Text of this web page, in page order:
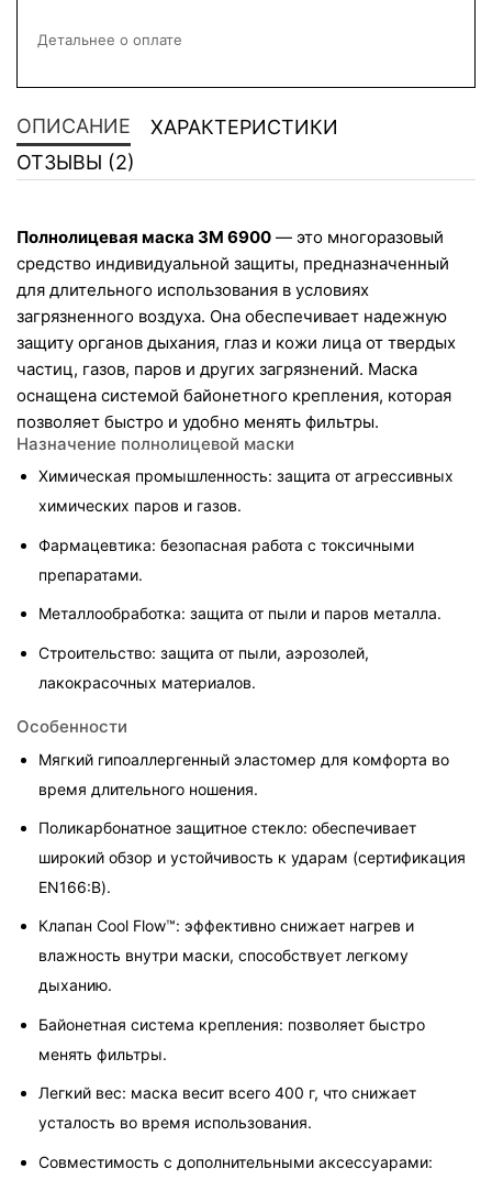
Детальнее о оплате
ОПИСАНИЕ
ХАРАКТЕРИСТИКИ
ОТЗЫВЫ (2)
Полнолицевая маска 3M 6900 — это многоразовый
средство индивидуальной защиты, предназначенный
для длительного использования в условиях
загрязненного воздуха. Она обеспечивает надежную
защиту органов дыхания, глаз и кожи лица от твердых
частиц, газов, паров и других загрязнений. Маска
оснащена системой байонетного крепления, которая
позволяет быстро и удобно менять фильтры.
Назначение полнолицевой маски
Химическая промышленность: защита от агрессивных
химических паров и газов.
Фармацевтика: безопасная работа с токсичными
препаратами.
Металлообработка: защита от пыли и паров металла.
Строительство: защита от пыли, аэрозолей,
лакокрасочных материалов.
Особенности
Мягкий гипоаллергенный эластомер для комфорта во
время длительного ношения.
Поликарбонатное защитное стекло: обеспечивает
широкий обзор и устойчивость к ударам (сертификация
EN166:B).
Клапан Cool Flow™: эффективно снижает нагрев и
влажность внутри маски, способствует легкому
дыханию.
Байонетная система крепления: позволяет быстро
менять фильтры.
Легкий вес: маска весит всего 400 г, что снижает
усталость во время использования.
Совместимость с дополнительными аксессуарами: